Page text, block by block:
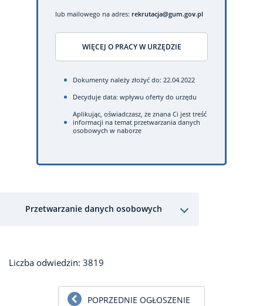
lub mailowego na adres: rekrutacja@gum.gov.pl
WIĘCEJ O PRACY W URZĘDZIE
Dokumenty należy złożyć do: 22.04.2022
Decyduje data: wpływu oferty do urzędu
Aplikując, oświadczasz, że znana Ci jest treść
informacji na temat przetwarzania danych
osobowych w naborze
Przetwarzanie danych osobowych
Liczba odwiedzin: 3819
POPRZEDNIE OGŁOSZENIE